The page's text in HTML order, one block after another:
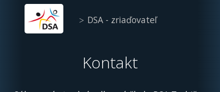
DSA - zriaďovateľ
Kontakt